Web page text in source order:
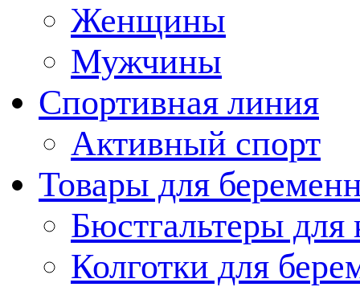
Женщины
Мужчины
Спортивная линия
Активный спорт
Товары для
Бюстгальтеры
Колготки для